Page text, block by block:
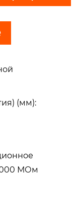
(мм):
МОм